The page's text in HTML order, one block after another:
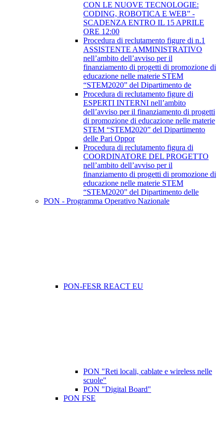
CON LE NUOVE TECNOLOGIE:
CODING, ROBOTICA E WEB” -
SCADENZA ENTRO IL 15 APRILE
ORE 12:00
Procedura di reclutamento figure di n.1
ASSISTENTE AMMINISTRATIVO
nell’ambito dell’avviso per il
finanziamento di progetti di promozione di
educazione nelle materie STEM
“STEM2020” del Dipartimento de
Procedura di reclutamento figure di
ESPERTI INTERNI nell’ambito
dell’avviso per il finanziamento di progetti
di promozione di educazione nelle materie
STEM “STEM2020” del Dipartimento
delle Pari Oppor
Procedura di reclutamento figura di
COORDINATORE DEL PROGETTO
nell’ambito dell’avviso per il
finanziamento di progetti di promozione di
educazione nelle materie STEM
“STEM2020” del Dipartimento delle
PON - Programma Operativo Nazionale
PON-FESR REACT EU
PON "Reti locali, cablate e wireless nelle
scuole"
PON "Digital Board"
PON FSE